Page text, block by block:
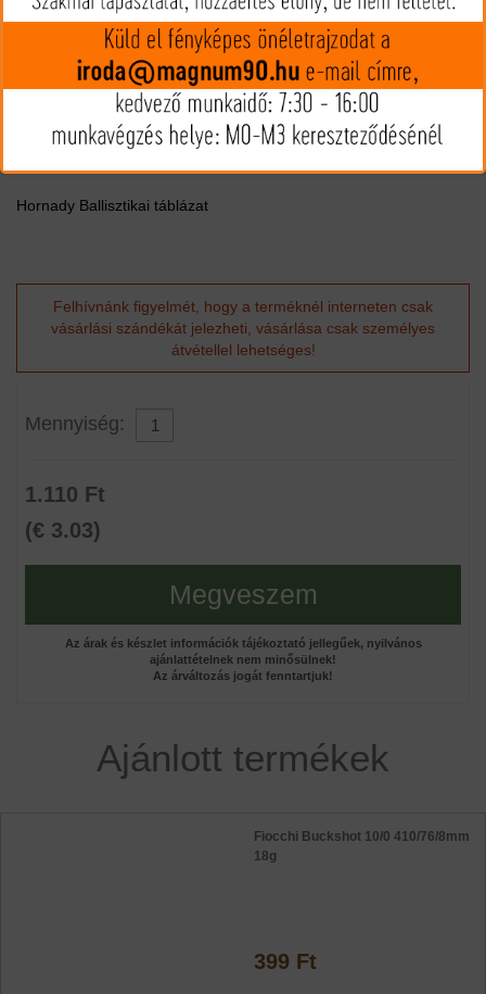
MIP kártya jóváírás: 88Kártyát igényelek
Termék leírás
12/76 Heavy Magnum Coyote 42g - Akár róka, akár fácán, a
Hornady Coyote szériája tökéletes választás a vadászatra. Akár
45 m-ről is leteríti a vadat. 4,5 mm-es sörétszemmel.
Hornady Ballisztikai táblázat
Felhívnánk figyelmét, hogy a terméknél interneten csak
vásárlási szándékát jelezheti, vásárlása csak személyes
átvétellel lehetséges!
Mennyiség:
1.110 Ft
(€ 3.03)
Megveszem
Az árak és készlet információk tájékoztató jellegűek, nyilvános
ajánlattételnek nem minősülnek!
Az árváltozás jogát fenntartjuk!
Ajánlott termékek
Fiocchi Buckshot 10/0 410/76/8mm
18g
399 Ft